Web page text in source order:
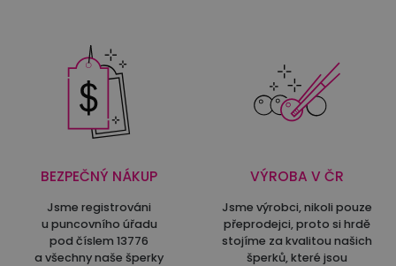
BEZPEČNÝ NÁKUP
Jsme registrováni
u puncovního úřadu
pod číslem 13776
a všechny naše šperky
VÝROBA V ČR
Jsme výrobci, nikoli pouze
přeprodejci, proto si hrdě
stojíme za kvalitou našich
šperků, které jsou